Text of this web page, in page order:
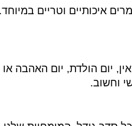
וטריים
הולדת, יום האהבה